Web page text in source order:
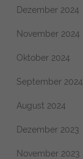
Dezember 2024
November 2024
Oktober 2024
September 2024
August 2024
Dezember 2023
November 2023